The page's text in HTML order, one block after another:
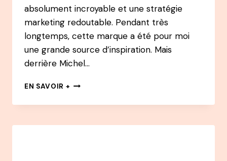
absolument incroyable et une stratégie
marketing redoutable. Pendant très
longtemps, cette marque a été pour moi
une grande source d’inspiration. Mais
derrière Michel…
EN SAVOIR + #29
–
PALUEL